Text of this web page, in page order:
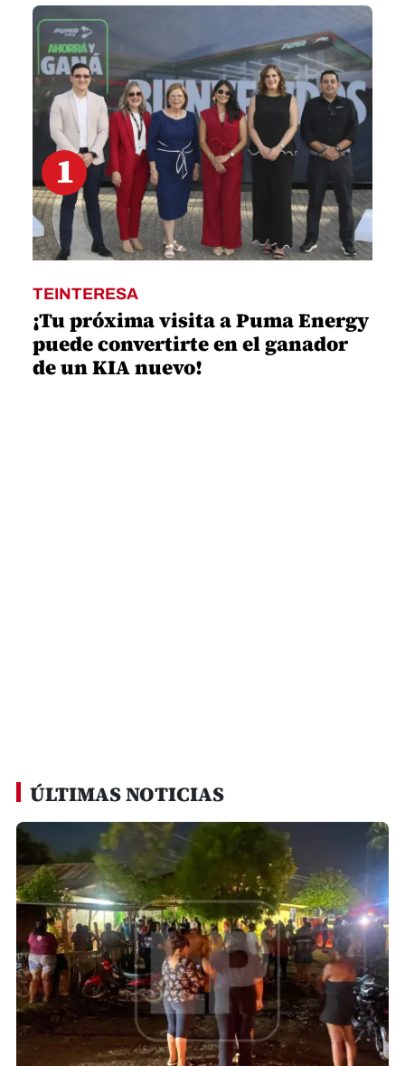
minutes,
second
1
TEINTERESA
¡Tu próxima visita a Puma Energy
puede convertirte en el ganador
de un KIA nuevo!
ÚLTIMAS NOTICIAS